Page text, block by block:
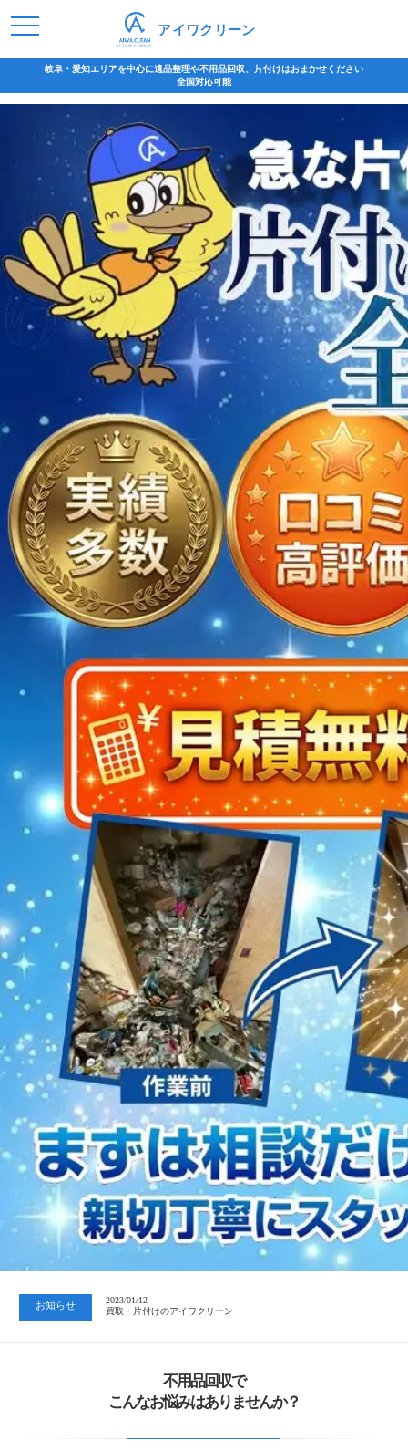
アイワクリーン
お知らせ
2023/01/12
買取・片付けのアイワクリーン
2023/07/24
中日新聞 岐阜版「空き家対策SOS」コーナーに掲載いただきまし…
2023/01/12
買取・片付けのアイワクリーン
不用品回収で
こんなお悩みはありませんか？